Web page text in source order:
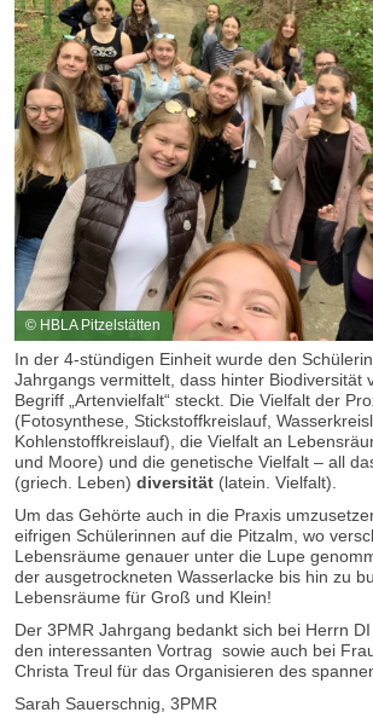
© HBLA Pitzelstätten
In der 4-stündigen Einheit wurde den
Jahrgangs vermittelt, dass hinter Biodiversität
Begriff „Artenvielfalt“ steckt. Die Vielfalt der
(Fotosynthese, Stickstoffkreislauf,
Kohlenstoffkreislauf), die Vielfalt an
und Moore) und die genetische Vielfalt – all
(griech. Leben) diversität(latein. Vielfalt).
Um das Gehörte auch in die Praxis
eifrigen Schülerinnen auf die Pitzalm, wo
Lebensräume genauer unter die Lupe
der ausgetrockneten Wasserlacke bis hin zu
Lebensräume für Groß und Klein!
Der 3PMR Jahrgang bedankt sich bei Herrn
den interessanten Vortrag sowie auch bei
Christa Treul für das Organisieren des
Sarah Sauerschnig, 3PMR